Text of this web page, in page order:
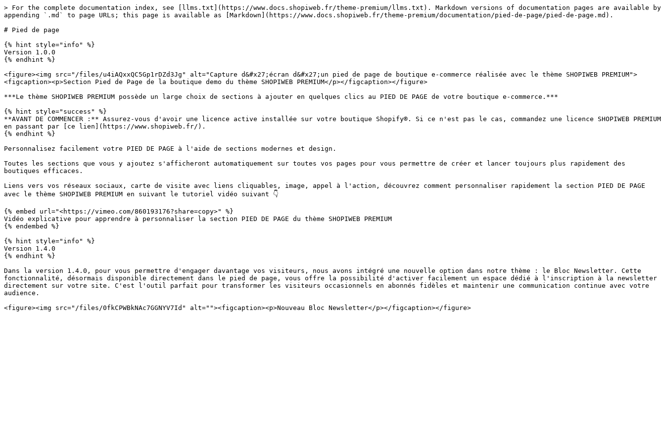
> For the complete documentation index, see [llms.txt](https://www.docs.shopiweb.fr/theme-premium/llms.txt). Markdown versions of documentation pages are available by
appending `.md` to page URLs; this page is available as [Markdown](https://www.docs.shopiweb.fr/theme-premium/documentation/pied-de-page/pied-de-page.md).
# Pied de page
{% hint style="info" %}
Version 1.0.0
{% endhint %}
<figure><img src="/files/u4iAQxxQC5Gp1rDZd3Jg" alt="Capture d&#x27;écran d&#x27;un pied de page de boutique e-commerce réalisée avec le thème SHOPIWEB PREMIUM">
<figcaption><p>Section Pied de Page de la boutique demo du thème SHOPIWEB PREMIUM</p></figcaption></figure>
***Le thème SHOPIWEB PREMIUM possède un large choix de sections à ajouter en quelques clics au PIED DE PAGE de votre boutique e-commerce.***
{% hint style="success" %}
**AVANT DE COMMENCER :** Assurez-vous d'avoir une licence active installée sur votre boutique Shopify®. Si ce n'est pas le cas, commandez une licence SHOPIWEB PREMIUM
en passant par [ce lien](https://www.shopiweb.fr/).
{% endhint %}
Personnalisez facilement votre PIED DE PAGE à l'aide de sections modernes et design.
Toutes les sections que vous y ajoutez s'afficheront automatiquement sur toutes vos pages pour vous permettre de créer et lancer toujours plus rapidement des
boutiques efficaces.
Liens vers vos réseaux sociaux, carte de visite avec liens cliquables, image, appel à l'action, découvrez comment personnaliser rapidement la section PIED DE PAGE
avec le thème SHOPIWEB PREMIUM en suivant le tutoriel vidéo suivant 👇
{% embed url="<https://vimeo.com/860193176?share=copy>" %}
Vidéo explicative pour apprendre à personnaliser la section PIED DE PAGE du thème SHOPIWEB PREMIUM
{% endembed %}
{% hint style="info" %}
Version 1.4.0
{% endhint %}
Dans la version 1.4.0, pour vous permettre d'engager davantage vos visiteurs, nous avons intégré une nouvelle option dans notre thème : le Bloc Newsletter. Cette
fonctionnalité, désormais disponible directement dans le pied de page, vous offre la possibilité d'activer facilement un espace dédié à l'inscription à la newsletter
directement sur votre site. C'est l'outil parfait pour transformer les visiteurs occasionnels en abonnés fidèles et maintenir une communication continue avec votre
audience.